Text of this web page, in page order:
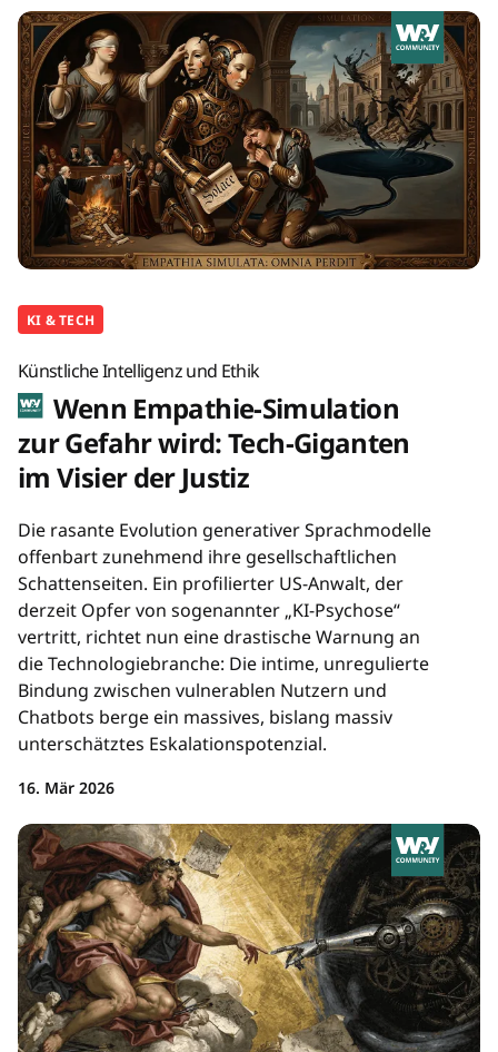
KI & TECH
Künstliche Intelligenz und Ethik
Wenn Empathie-Simulation
zur Gefahr wird: Tech-Giganten
im Visier der Justiz
Die rasante Evolution generativer Sprachmodelle
offenbart zunehmend ihre gesellschaftlichen
Schattenseiten. Ein profilierter US-Anwalt, der
derzeit Opfer von sogenannter „KI-Psychose“
vertritt, richtet nun eine drastische Warnung an
die Technologiebranche: Die intime, unregulierte
Bindung zwischen vulnerablen Nutzern und
Chatbots berge ein massives, bislang massiv
unterschätztes Eskalationspotenzial.
16. Mär 2026